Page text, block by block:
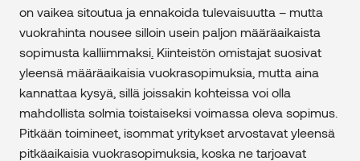
on vaikea sitoutua ja ennakoida tulevaisuutta – mutta
vuokrahinta nousee silloin usein paljon määräaikaista
sopimusta kalliimmaksi Kiinteistön omistajat suosivat
yleensä määräaikaisia vuokrasopimuksia, mutta aina
kannattaa kysyä, sillä joissakin kohteissa voi olla
mahdollista solmia toistaiseksi voimassa oleva sopimus.
Pitkään toimineet, isommat yritykset arvostavat yleensä
pitkäaikaisia vuokrasopimuksia, koska ne tarjoavat